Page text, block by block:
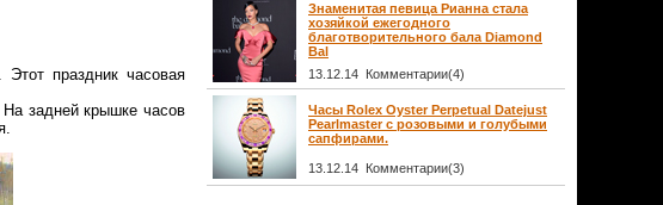
праздник часовая
задней крышке часов
Знаменитая певица Рианна стала
хозяйкой ежегодного
благотворительного бала Diamond
Bal
13.12.14 Комментарии(4)
Часы Rolex Oyster Perpetual Datejust
Pearlmaster с розовыми и голубыми
сапфирами.
13.12.14 Комментарии(3)